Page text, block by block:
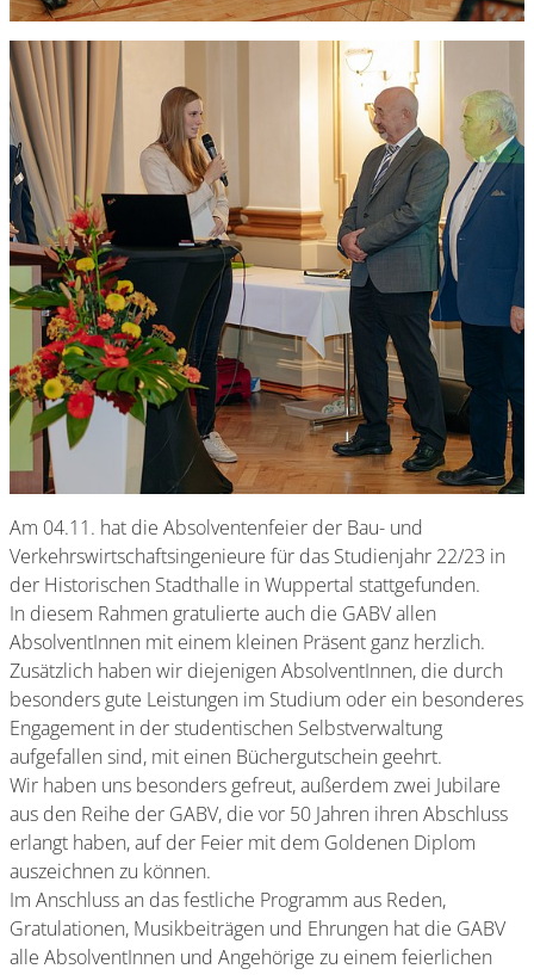
Am 04.11. hat die Absolventenfeier der Bau- und
Verkehrswirtschaftsingenieure für das Studienjahr 22/23 in
der Historischen Stadthalle in Wuppertal stattgefunden.
In diesem Rahmen gratulierte auch die GABV allen
AbsolventInnen mit einem kleinen Präsent ganz herzlich.
Zusätzlich haben wir diejenigen AbsolventInnen, die durch
besonders gute Leistungen im Studium oder ein besonderes
Engagement in der studentischen Selbstverwaltung
aufgefallen sind, mit einen Büchergutschein geehrt.
Wir haben uns besonders gefreut, außerdem zwei Jubilare
aus den Reihe der GABV, die vor 50 Jahren ihren Abschluss
erlangt haben, auf der Feier mit dem Goldenen Diplom
auszeichnen zu können.
Im Anschluss an das festliche Programm aus Reden,
Gratulationen, Musikbeiträgen und Ehrungen hat die GABV
alle AbsolventInnen und Angehörige zu einem feierlichen